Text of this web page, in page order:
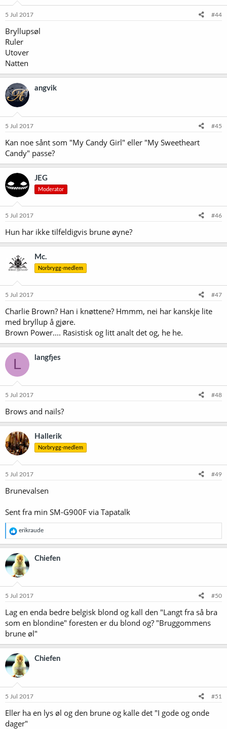
5 Jul 2017 #44
Bryllupsøl
Ruler
Utover
Natten
angvik
5 Jul 2017 #45
Kan noe sånt som "My Candy Girl" eller "My Sweetheart
Candy" passe?
JEG
Moderator
5 Jul 2017 #46
Hun har ikke tilfeldigvis brune øyne?
Mc.
Norbrygg-medlem
5 Jul 2017 #47
Charlie Brown? Han i knøttene? Hmmm, nei har kanskje lite
med bryllup å gjøre.
Brown Power.... Rasistisk og litt analt det og, he he.
L langfjes
5 Jul 2017 #48
Brows and nails?
Hallerik
Norbrygg-medlem
5 Jul 2017 #49
Brunevalsen
Sent fra min SM-G900F via Tapatalk
R
e
a
k
s
j
o
e
erikraude
Chiefen
5 Jul 2017 #50
Lag en enda bedre belgisk blond og kall den "Langt fra så bra
som en blondine" foresten er du blond og? "Bruggommens
brune øl"
Chiefen
5 Jul 2017 #51
Eller ha en lys øl og den brune og kalle det "I gode og onde
dager"